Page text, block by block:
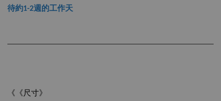
待約1-2週的工作天
《
《尺寸》